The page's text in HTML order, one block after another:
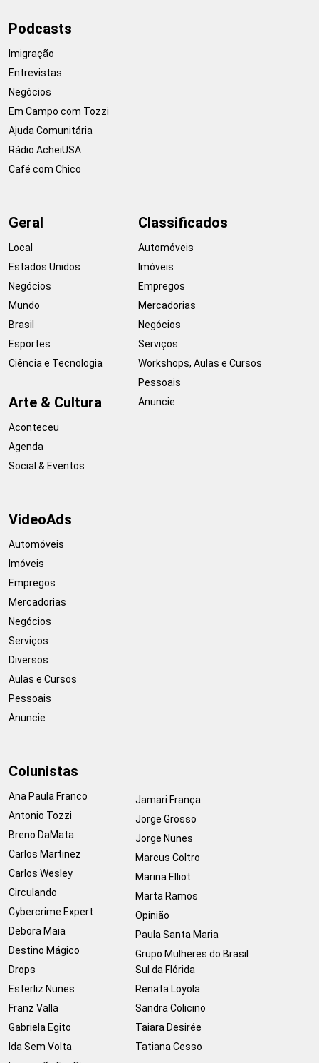
Podcasts
Imigração
Entrevistas
Negócios
Em Campo com Tozzi
Ajuda Comunitária
Rádio AcheiUSA
Café com Chico
Geral
Local
Estados Unidos
Negócios
Mundo
Brasil
Esportes
Ciência e Tecnologia
Arte & Cultura
Aconteceu
Agenda
Social & Eventos
Classificados
Automóveis
Imóveis
Empregos
Mercadorias
Negócios
Serviços
Workshops, Aulas e Cursos
Pessoais
Anuncie
VideoAds
Automóveis
Imóveis
Empregos
Mercadorias
Negócios
Serviços
Diversos
Aulas e Cursos
Pessoais
Anuncie
Colunistas
Ana Paula Franco
Antonio Tozzi
Breno DaMata
Carlos Martinez
Carlos Wesley
Circulando
Cybercrime Expert
Debora Maia
Destino Mágico
Drops
Esterliz Nunes
Franz Valla
Gabriela Egito
Ida Sem Volta
Jamari França
Jorge Grosso
Jorge Nunes
Marcus Coltro
Marina Elliot
Marta Ramos
Opinião
Paula Santa Maria
Grupo Mulheres do Brasil
Sul da Flórida
Renata Loyola
Sandra Colicino
Taiara Desirée
Tatiana Cesso